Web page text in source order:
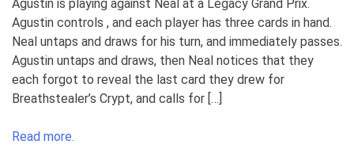
Agustin is playing against Neal at a Legacy Grand Prix.
Agustin controls , and each player has three cards in hand.
Neal untaps and draws for his turn, and immediately passes.
Agustin untaps and draws, then Neal notices that they
each forgot to reveal the last card they drew for
Breathstealer’s Crypt, and calls for […]
Read more.